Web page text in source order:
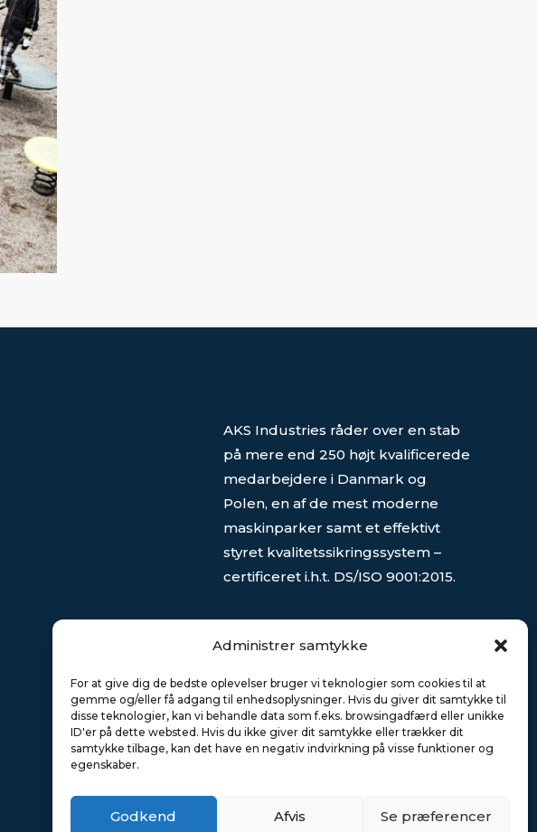
Administrer samtykke
For at give dig de bedste oplevelser bruger vi teknologier som cookies til at
gemme og/eller få adgang til enhedsoplysninger. Hvis du giver dit samtykke til
disse teknologier, kan vi behandle data som f.eks. browsingadfærd eller unikke
ID'er på dette websted. Hvis du ikke giver dit samtykke eller trækker dit
samtykke tilbage, kan det have en negativ indvirkning på visse funktioner og
egenskaber.
Godkend Afvis Se præferencer
AKS Industries råder over en stab
på mere end 250 højt kvalificerede
medarbejdere i Danmark og
Polen, en af de mest moderne
maskinparker samt et effektivt
styret kvalitetssikringssystem –
certificeret i.h.t. DS/ISO 9001:2015.
Produktionsfaciliteterne i Danmark
og Polen dækker et areal på mere
krandækning.